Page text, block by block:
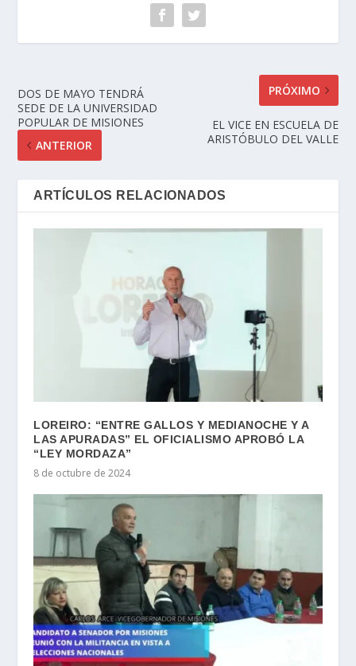
DOS DE MAYO TENDRÁ
SEDE DE LA UNIVERSIDAD
POPULAR DE MISIONES
ANTERIOR
PRÓXIMO
EL VICE EN ESCUELA DE
ARISTÓBULO DEL VALLE
ARTÍCULOS RELACIONADOS
LOREIRO: “ENTRE GALLOS Y MEDIANOCHE Y A
LAS APURADAS” EL OFICIALISMO APROBÓ LA
“LEY MORDAZA”
8 de octubre de 2024